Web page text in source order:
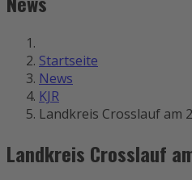
Startseite
News
KJR
Landkreis Crosslauf am
Landkreis Crosslauf